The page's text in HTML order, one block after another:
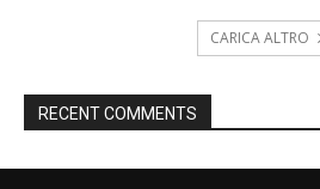
CARICA ALTRO
RECENT COMMENTS